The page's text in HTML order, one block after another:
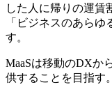
した人に帰りの運賃
「ビジネスのあら
す。
MaaSは移動のDXか
供することを目指す